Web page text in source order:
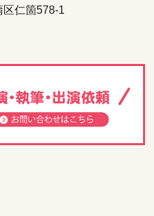
区仁箇578-1